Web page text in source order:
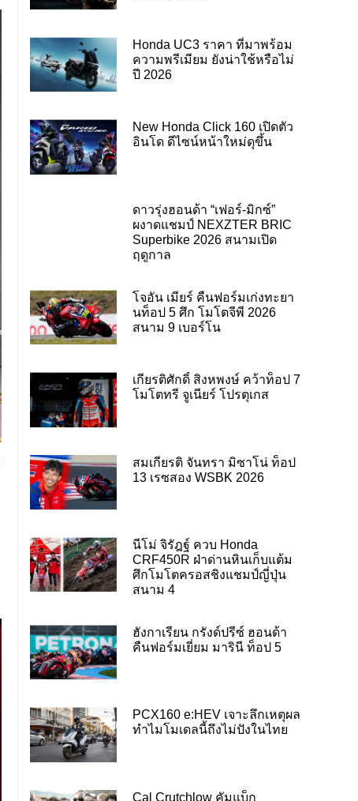
Honda UC3 ราคา ที่มาพร้อม
ความพรีเมียม ยังน่าใช้หรือไม่
ปี 2026
New Honda Click 160 เปิดตัว
อินโด ดีไซน์หน้าใหม่ดุขึ้น
ดาวรุ่งฮอนด้า “เฟอร์-มิกซ์”
ผงาดแชมป์ NEXZTER BRIC
Superbike 2026 สนามเปิด
ฤดูกาล
โจอัน เมียร์ คืนฟอร์มเก่งทะยา
นท็อป 5 ศึก โมโตจีพี 2026
สนาม 9 เบอร์โน
เกียรติศักดิ์ สิงหพงษ์ คว้าท็อป 7
โมโตทรี จูเนียร์ โปรตุเกส
สมเกียรติ จันทรา มิซาโน่ ท็อป
13 เรซสอง WSBK 2026
นีโม่ จิรัฎฐ์ ควบ Honda
CRF450R ฝ่าด่านหินเก็บแต้ม
ศึกโมโตครอสชิงแชมป์ญี่ปุ่น
สนาม 4
ฮังกาเรียน กรังด์ปรีซ์ ฮอนด้า
คืนฟอร์มเยี่ยม มารินี ท็อป 5
PCX160 e:HEV เจาะลึกเหตุผล
ทำไมโมเดลนี้ถึงไม่ปังในไทย
Cal Crutchlow คัมแบ็ก